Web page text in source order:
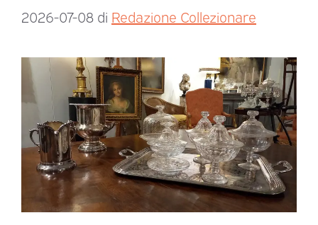
2026-07-08 di Redazione Collezionare